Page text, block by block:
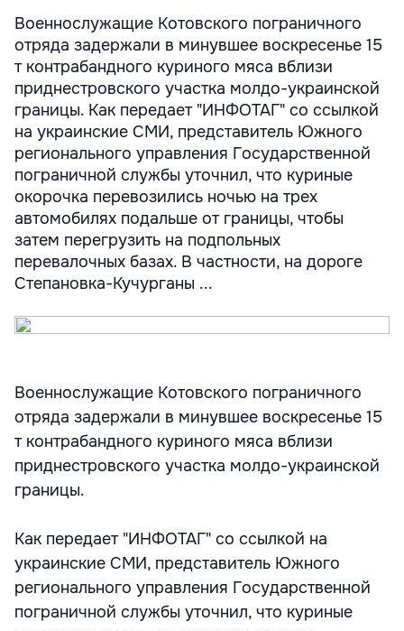
Военнослужащие Котовского пограничного
отряда задержали в минувшее воскресенье 15
т контрабандного куриного мяса вблизи
приднестровского участка молдо-украинской
границы. Как передает "ИНФОТАГ" со ссылкой
на украинские СМИ, представитель Южного
регионального управления Государственной
пограничной службы уточнил, что куриные
окорочка перевозились ночью на трех
автомобилях подальше от границы, чтобы
затем перегрузить на подпольных
перевалочных базах. В частности, на дороге
Степановка-Кучурганы ...
Военнослужащие Котовского пограничного
отряда задержали в минувшее воскресенье 15
т контрабандного куриного мяса вблизи
приднестровского участка молдо-украинской
границы.
Как передает "ИНФОТАГ" со ссылкой на
украинские СМИ, представитель Южного
регионального управления Государственной
пограничной службы уточнил, что куриные